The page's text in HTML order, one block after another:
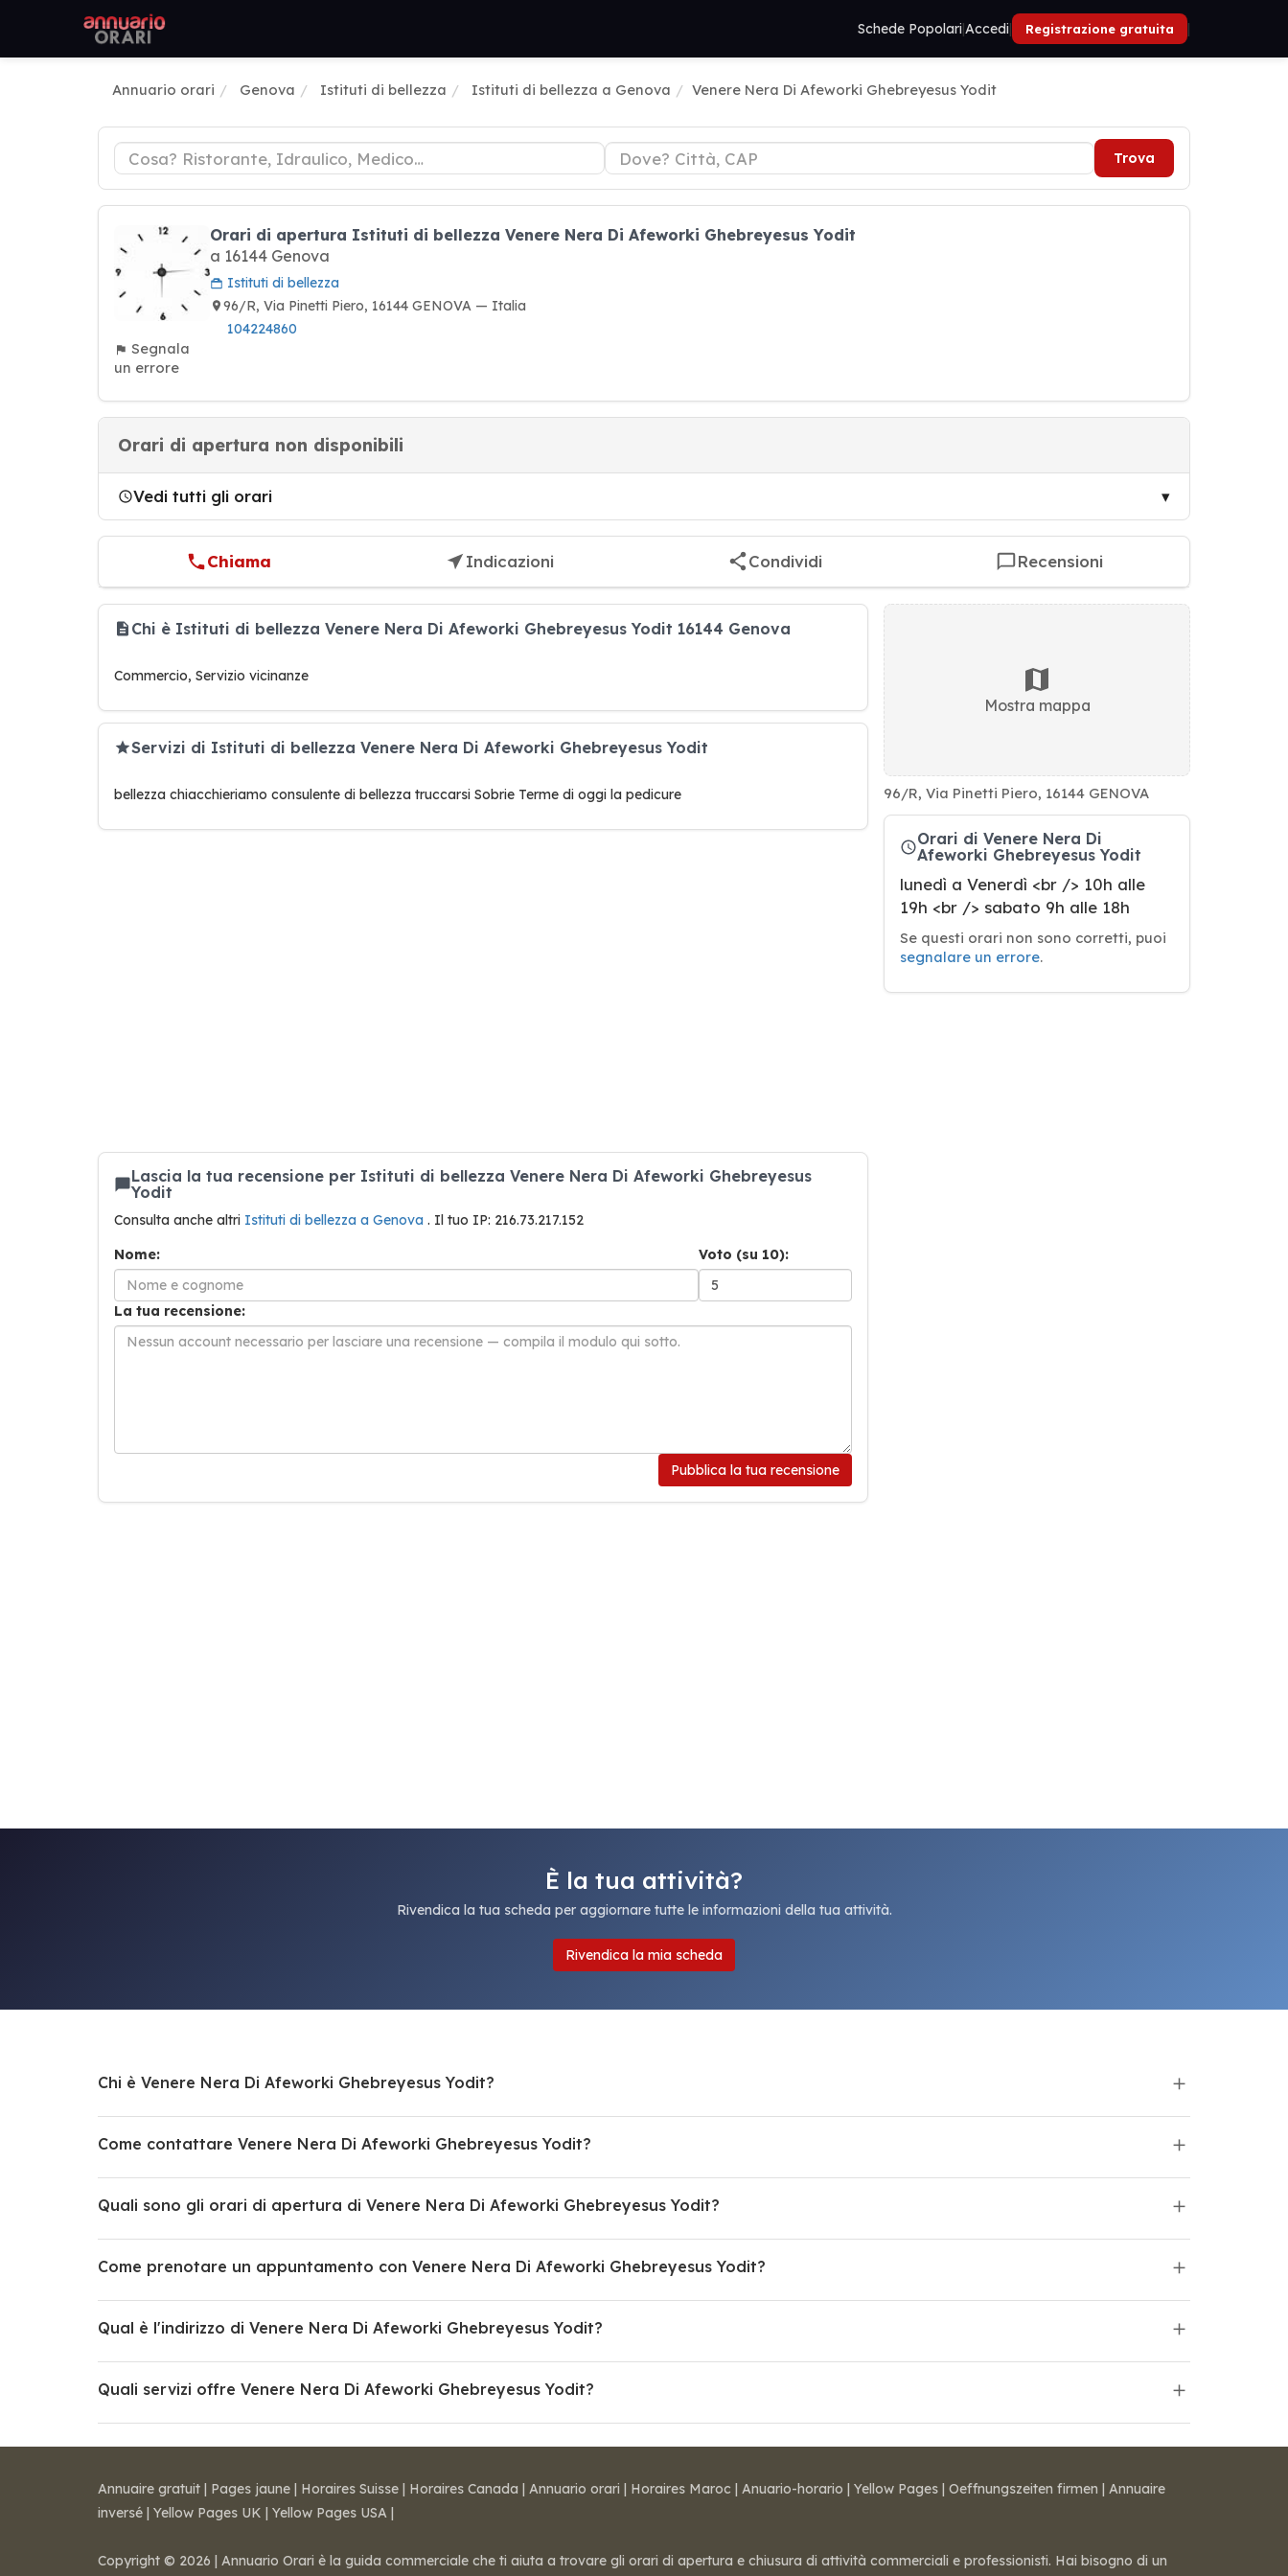
Schede Popolari|Accedi| Registrazione gratuita |
Annuario orari Genova Istituti di bellezza Istituti di bellezza a Genova Venere Nera Di Afeworki Ghebreyesus Yodit
Trova
Segnala
un errore
Orari di apertura Istituti di bellezza Venere Nera Di Afeworki Ghebreyesus Yodit
a 16144 Genova
Istituti di bellezza
96/R, Via Pinetti Piero, 16144 GENOVA — Italia
104224860
Orari di apertura non disponibili
Vedi tutti gli orari
Chiama Indicazioni Condividi Recensioni
Chi è Istituti di bellezza Venere Nera Di Afeworki Ghebreyesus Yodit 16144 Genova
Commercio, Servizio vicinanze
Servizi di Istituti di bellezza Venere Nera Di Afeworki Ghebreyesus Yodit
bellezza chiacchieriamo consulente di bellezza truccarsi Sobrie Terme di oggi la pedicure
Lascia la tua recensione per Istituti di bellezza Venere Nera Di Afeworki Ghebreyesus
Yodit
Consulta anche altri Istituti di bellezza a Genova . Il tuo IP: 216.73.217.152
Nome:
Voto (su 10):
La tua recensione:
Pubblica la tua recensione
Mostra mappa
96/R, Via Pinetti Piero, 16144 GENOVA
Orari di Venere Nera Di
Afeworki Ghebreyesus Yodit
lunedì a Venerdì <br /> 10h alle
19h <br /> sabato 9h alle 18h
Se questi orari non sono corretti, puoi
segnalare un errore.
È la tua attività?
Rivendica la tua scheda per aggiornare tutte le informazioni della tua attività.
Rivendica la mia scheda
Chi è Venere Nera Di Afeworki Ghebreyesus Yodit?
Come contattare Venere Nera Di Afeworki Ghebreyesus Yodit?
Quali sono gli orari di apertura di Venere Nera Di Afeworki Ghebreyesus Yodit?
Come prenotare un appuntamento con Venere Nera Di Afeworki Ghebreyesus Yodit?
Qual è l'indirizzo di Venere Nera Di Afeworki Ghebreyesus Yodit?
Quali servizi offre Venere Nera Di Afeworki Ghebreyesus Yodit?
Annuaire gratuit | Pages jaune | Horaires Suisse | Horaires Canada | Annuario orari | Horaires Maroc | Anuario-horario | Yellow Pages | Oeffnungszeiten firmen | Annuaire
inversé | Yellow Pages UK | Yellow Pages USA |
Copyright © 2026 | Annuario Orari è la guida commerciale che ti aiuta a trovare gli orari di apertura e chiusura di attività commerciali e professionisti. Hai bisogno di un